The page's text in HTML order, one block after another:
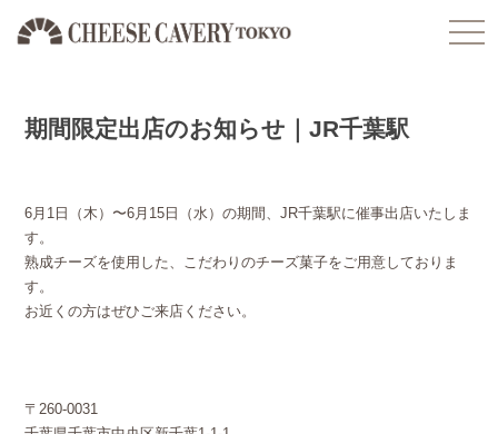
期間限定出店のお知らせ｜JR千葉駅
6月1日（木）〜6月15日（水）の期間、JR千葉駅に催事出店いたしま
す。
熟成チーズを使用した、こだわりのチーズ菓子をご用意しておりま
す。
お近くの方はぜひご来店ください。
〒260-0031